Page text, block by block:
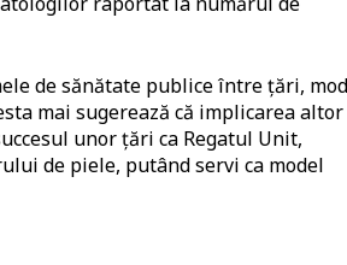
de sănătate publice între țări,
mai sugerează că implicarea altor
unor țări ca Regatul Unit,
de piele, putând servi ca model